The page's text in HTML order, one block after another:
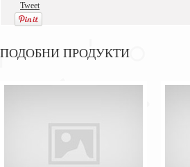
Tweet
ПОДОБНИ ПРОДУКТИ